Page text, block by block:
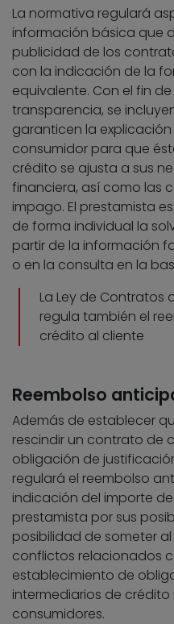
La normativa regulará
información básica que
publicidad de los
con la indicación de la
equivalente. Con el fin
transparencia, se
garanticen la
consumidor para que
crédito se ajusta a sus
financiera, así como las
impago. El prestamista
de forma individual la
partir de la información
o en la consulta en la
La Ley de Contratos
regula también el
crédito al cliente
Reembolso
Además de establecer
rescindir un contrato de
obligación de
regulará el reembolso
indicación del importe
prestamista por sus
posibilidad de someter
conflictos relacionados
establecimiento de
intermediarios de
consumidores.